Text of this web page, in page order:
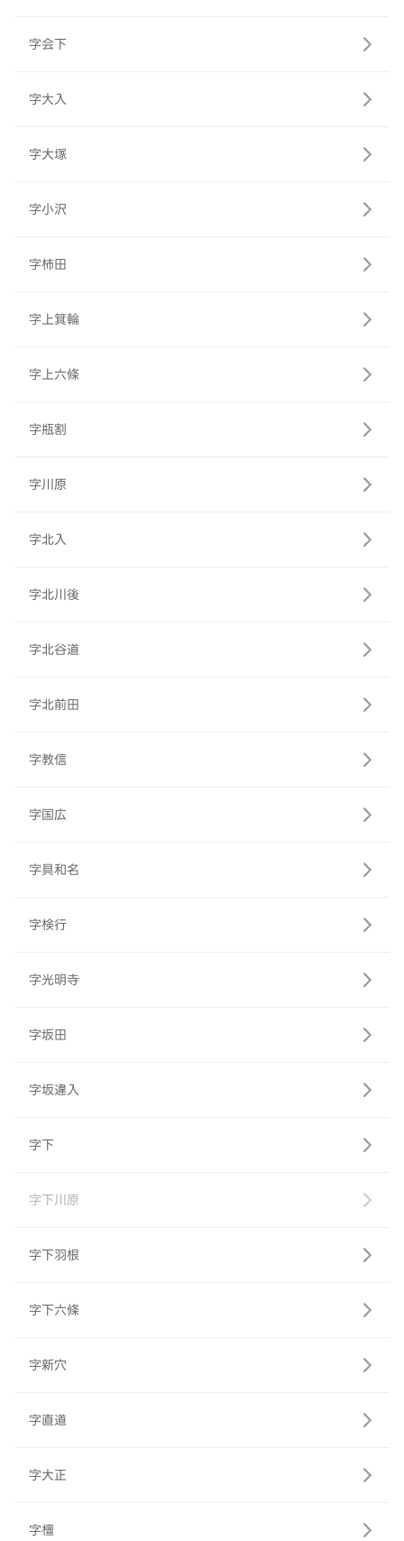
字会下
字大入
字大塚
字小沢
字柿田
字上箕輪
字上六條
字瓶割
字川原
字北入
字北川後
字北谷道
字北前田
字教信
字国広
字具和名
字検行
字光明寺
字坂田
字坂違入
字下
字下川原
字下羽根
字下六條
字新穴
字直道
字大正
字檀